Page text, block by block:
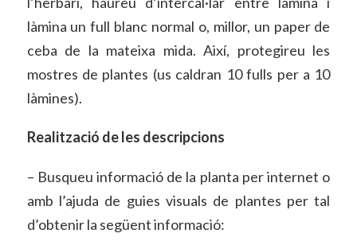
làmina un full blanc normal o, millor, un paper de
ceba de la mateixa mida. Així, protegireu les
mostres de plantes (us caldran 10 fulls per a 10
làmines).
Realització de les descripcions
– Busqueu informació de la planta per internet o
amb l’ajuda de guies visuals de plantes per tal
d’obtenir la següent informació: